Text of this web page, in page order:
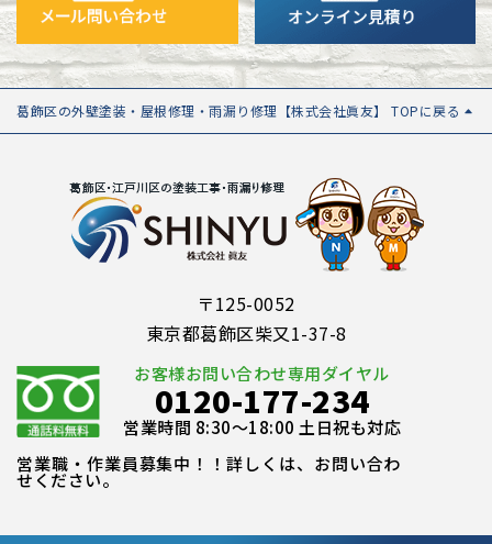
葛飾区の外壁塗装・屋根修理・雨漏り修理【株式会社眞友】 TOPに戻る
〒125-0052
東京都葛飾区柴又1-37-8
お客様お問い合わせ専用ダイヤル
0120-177-234
営業時間 8:30～18:00 土日祝も対応
営業職・作業員募集中！！詳しくは、お問い合わ
せください。